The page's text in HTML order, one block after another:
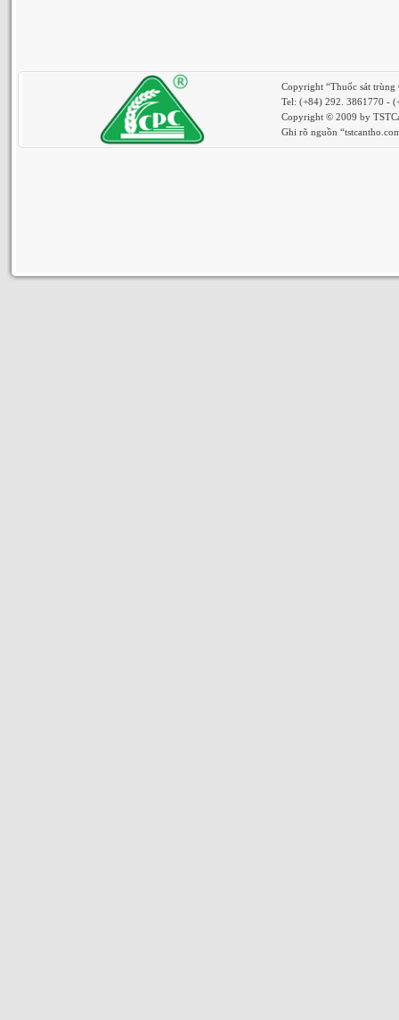
Copyright “Thuốc sát
Tel: (+84) 292. 3861770 -
Copyright © 2009 by
Ghi rõ nguồn